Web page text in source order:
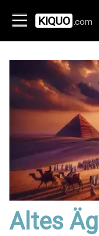
KIQUO .com
Altes